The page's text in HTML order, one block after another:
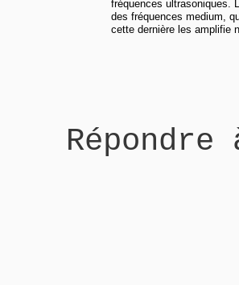
fréquences ultrasoniques.
des fréquences medium,
cette dernière les amplifie